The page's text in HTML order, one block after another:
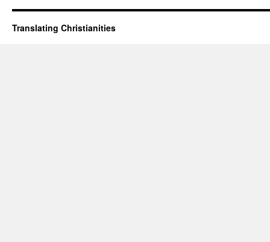
Translating Christianities